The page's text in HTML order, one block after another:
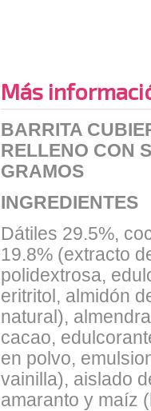
Más
BARRITA
RELLENO CON
GRAMOS
INGREDIENTES
Dátiles 29.5%,
19.8% (extracto
polidextrosa,
eritritol, almidón
natural),
cacao,
en polvo,
vainilla), aislado
amaranto y maíz